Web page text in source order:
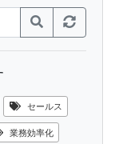
セールス
業務効率化